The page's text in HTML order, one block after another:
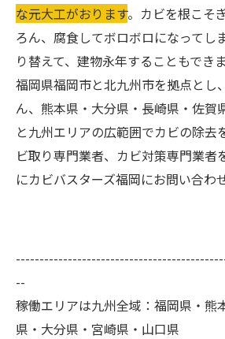
な元大工がおります。カビを根こそ
ろん、腐食してボロボロになってし
り替えて、建物永年することもできま
福岡県福岡市と北九州市を拠点とし
ん、熊本県・大分県・長崎県・佐賀
と九州エリアの広範囲でカビの除去
ビ取り専門業者、カビ対策専門業者
にカビバスターズ福岡にお問い合わ
--
稼働エリアは九州全域：福岡県・熊
県・大分県・宮崎県・山口県